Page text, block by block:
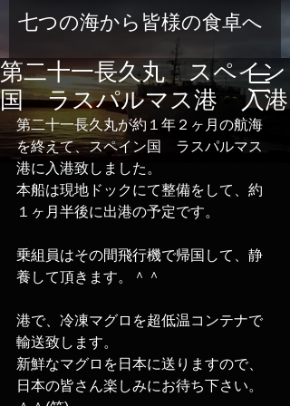
七つの海から皆様の食卓へ
第二十一長久丸 スペイン
国 ラスパルマス港 入港
第二十一長久丸が約１年２ヶ月の航海
を終えて、スペイン国　ラスパルマス
港に入港致しました。
本船は現地ドックにて整備をして、約
１ヶ月半後に出港の予定です。
乗組員はその間飛行機で帰国して、静
養して頂きます。＾＾
港で、冷凍マグロを超低温コンテナで
輸送致します。
新鮮なマグロを日本に送りますので、
日本の皆さん楽しみにお待ち下さい。